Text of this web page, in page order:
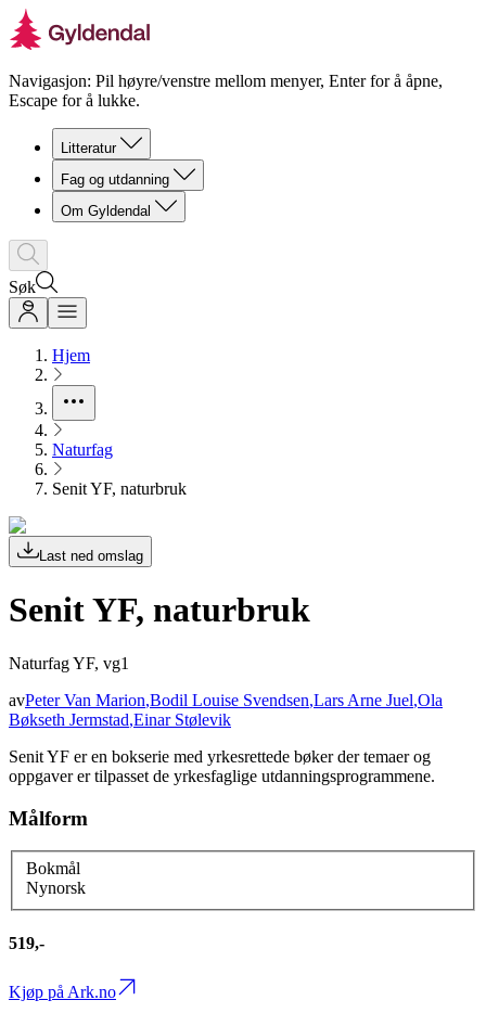
Navigasjon: Pil høyre/venstre mellom menyer, Enter for å åpne,
Escape for å lukke.
Litteratur
Fag og utdanning
Om Gyldendal
Søk
Hjem
Naturfag
Senit YF, naturbruk
Last ned omslag
Senit YF, naturbruk
Naturfag YF, vg1
avPeter Van Marion,Bodil Louise Svendsen,Lars Arne Juel,Ola
Bøkseth Jermstad,Einar Stølevik
Senit YF er en bokserie med yrkesrettede bøker der temaer og
oppgaver er tilpasset de yrkesfaglige utdanningsprogrammene.
Målform
Bokmål
Nynorsk
519,-
Kjøp på Ark.no